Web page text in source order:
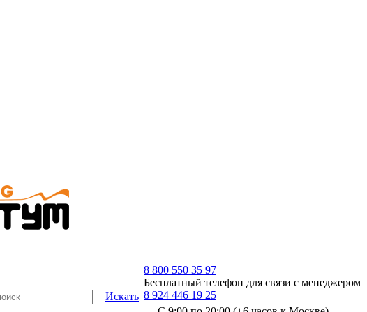
Искать
8 800 550 35 97
Бесплатный телефон для связи с менеджером
8 924 446 19 25